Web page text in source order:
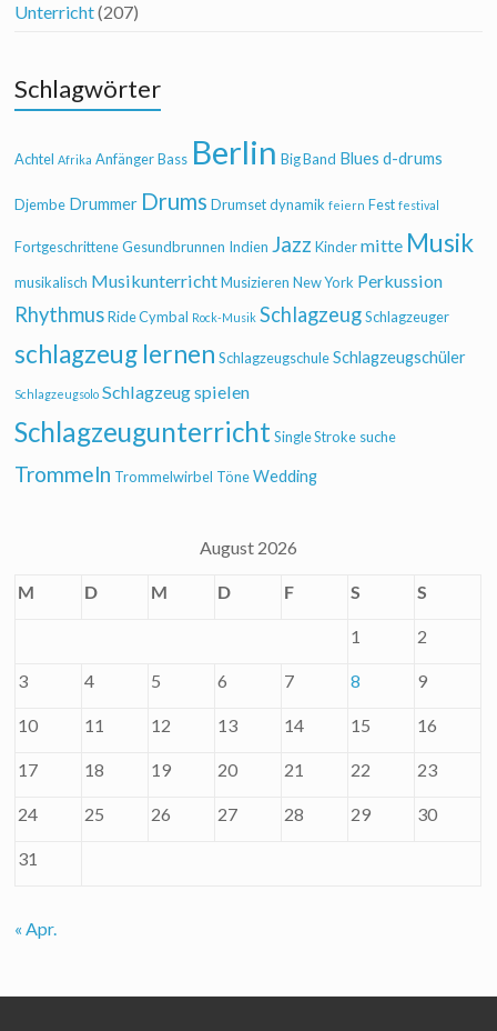
Unterricht(207)
Schlagwörter
Achtel Afrika Anfänger Bass Berlin Big Band Blues d-drums
Djembe Drummer Drums Drumset dynamik feiern Fest festival
Fortgeschrittene Gesundbrunnen Indien Jazz Kinder mitte Musik
musikalisch Musikunterricht Musizieren New York Perkussion
Rhythmus Ride Cymbal Rock-Musik Schlagzeug Schlagzeuger
schlagzeug lernen Schlagzeugschule Schlagzeugschüler
Schlagzeugsolo Schlagzeug spielen
Schlagzeugunterricht Single Stroke suche
Trommeln Trommelwirbel Töne Wedding
August 2026
M D M D F S S
1 2
3 4 5 6 7 8 9
10 11 12 13 14 15 16
17 18 19 20 21 22 23
24 25 26 27 28 29 30
31
« Apr.